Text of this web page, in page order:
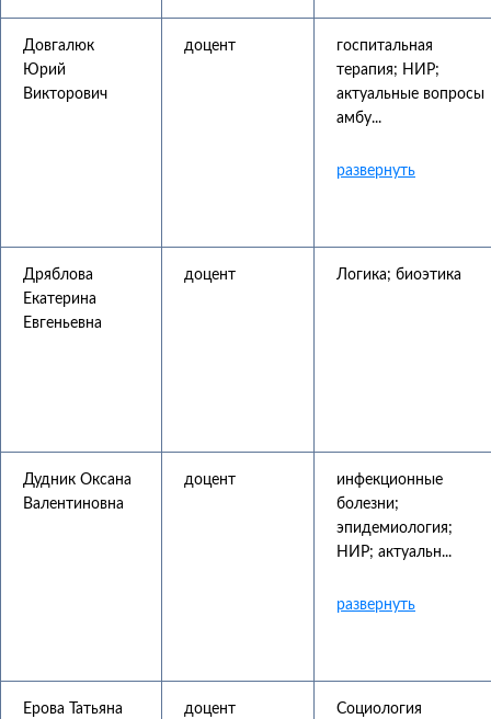
Довгалюк
Юрий
Викторович
доцент
госпитальная
терапия; НИР;
актуальные вопросы
амбу...
Дряблова
Екатерина
Евгеньевна
доцент Логика; биоэтика
Дудник Оксана
Валентиновна
доцент
инфекционные
болезни;
эпидемиология;
НИР; актуальн...
Ерова Татьяна
доцент Социология